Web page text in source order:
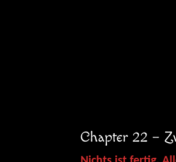
Chapter 22 –